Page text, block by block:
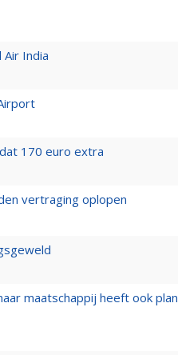
India
170 euro extra
vertraging oplopen
maatschappij heeft ook plan